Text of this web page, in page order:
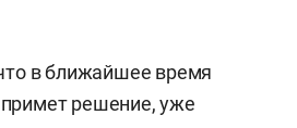
в ближайшее время
решение, уже